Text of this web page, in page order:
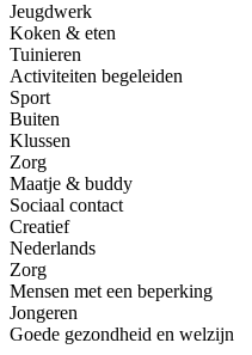
Jeugdwerk
Koken & eten
Tuinieren
Activiteiten begeleiden
Sport
Buiten
Klussen
Zorg
Maatje & buddy
Sociaal contact
Creatief
Nederlands
Zorg
Mensen met een beperking
Jongeren
Goede gezondheid en welzijn